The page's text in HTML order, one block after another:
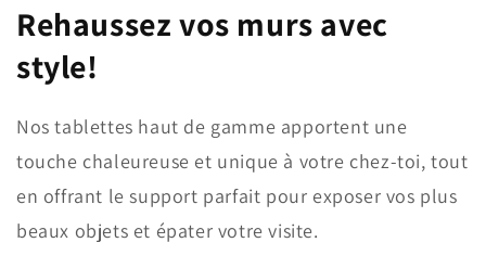
Rehaussez vos murs avec
style!
Nos tablettes haut de gamme apportent une
touche chaleureuse et unique à votre chez-toi, tout
en offrant le support parfait pour exposer vos plus
beaux objets et épater votre visite.